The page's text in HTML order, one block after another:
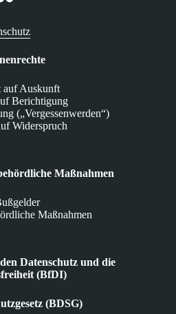
auf Auskunft
Berichtigung
(„Vergessenwerden“)
Widerspruch
Maßnahmen
Maßnahmen
Datenschutz und die
(BfDI)
(BDSG)